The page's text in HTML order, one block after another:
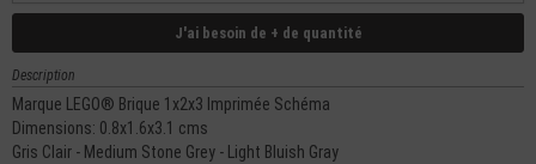
J'ai besoin de + de quantité
Description
Marque LEGO® Brique 1x2x3 Imprimée Schéma
Dimensions: 0.8x1.6x3.1 cms
Gris Clair - Medium Stone Grey - Light Bluish Gray